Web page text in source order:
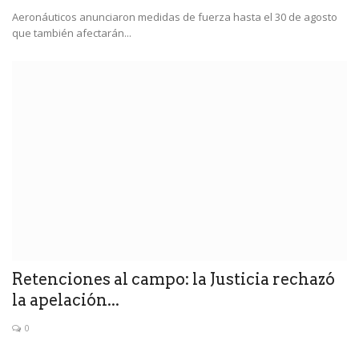
Aeronáuticos anunciaron medidas de fuerza hasta el 30 de agosto
que también afectarán...
Retenciones al campo: la Justicia rechazó
la apelación...
0